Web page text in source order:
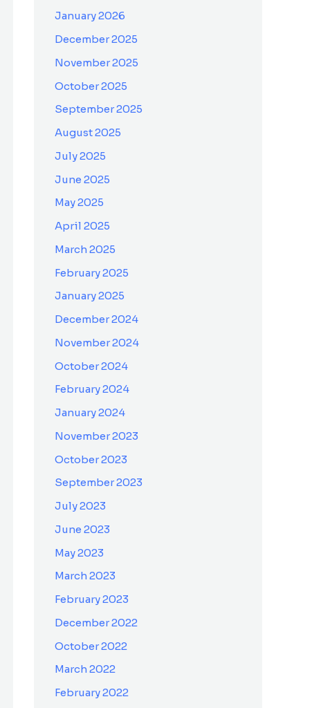
January 2026
December 2025
November 2025
October 2025
September 2025
August 2025
July 2025
June 2025
May 2025
April 2025
March 2025
February 2025
January 2025
December 2024
November 2024
October 2024
February 2024
January 2024
November 2023
October 2023
September 2023
July 2023
June 2023
May 2023
March 2023
February 2023
December 2022
October 2022
March 2022
February 2022